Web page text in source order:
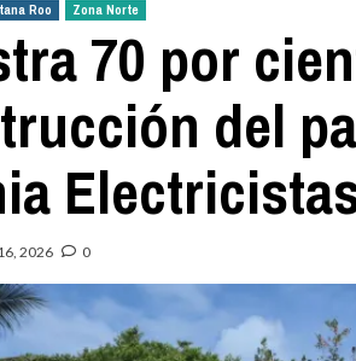
Roo Zona Norte
70 por
del
2026 0